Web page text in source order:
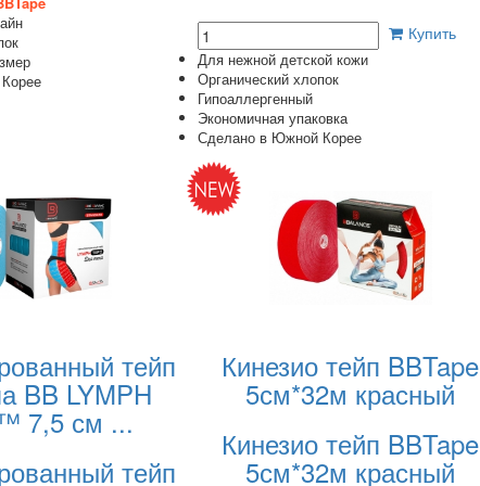
Купить
Для нежной детской кожи
Органический хлопок
Гипоаллергенный
Экономичная упаковка
Сделано в Южной Корее
тейп
BB LYMPH
7,5 см ...
тейп
Кинезио тейп BBTape
5см*32м красный
Кинезио тейп BBTape
5см*32м красный